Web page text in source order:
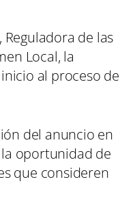
de las
Local, la
al proceso de
del anuncio en
oportunidad de
que consideren